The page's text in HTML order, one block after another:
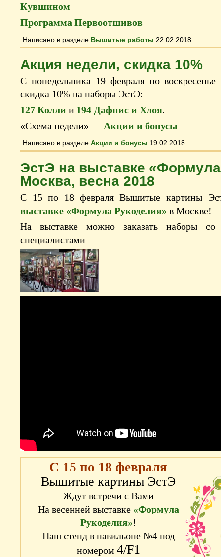
Кувшином
Программа Первоотшивов
Написано в разделе Вышитые работы 22.02.2018
Акция недели, скидка 10%
С понедельника 19 февраля по воскресенье
скидка 10% на наборы ЭстЭ:
127 Колли и 194 Дафнис и Хлоя.
«Схема недели» — Акции и бонусы
Написано в разделе Акции и бонусы 19.02.2018
ЭстЭ на выставке
Москва, весна 2018
С 15 по 18 февраля Вышитые картины
выставке «Формула Рукоделия» в Москве!
На выставке можно заказать наборы со
специалистами
С 15 по 18 февраля
Вышитые картины ЭстЭ
Ждут встречи с Вами
На весенней выставке «Формула
Рукоделия»!
Наш стенд в павильоне №4 под
номером 4/F1